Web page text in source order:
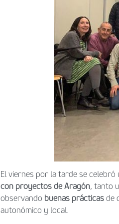
El viernes por la tarde se celebró
con proyectos de Aragón, tanto
observando buenas prácticas de
autonómico y local.